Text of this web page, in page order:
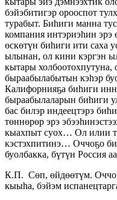
бэйэбитигэр орооспот
турабыт. Биһиги манна
компания интэриэһин эрэ
өскөтүн биһиги ити саха
ылынан, ол кини кэргэн
кытары холбоотохпутуна,
быраабылабытын кэһэр
Калифорнияҕа биһиги
быраабылаларын биһиги
бас билэр индеецтэрэ
төннөрөр эрэ
кыахпыт суох… Ол илии
кэстэхпитинэ… Оччоҕо
буолбакка, бүтүн Россия
К.П. Сөп, өйдөөтүм.
кыыһа, бэйэм